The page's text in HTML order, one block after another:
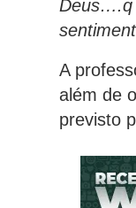
Deus….q
A
além de
previsto